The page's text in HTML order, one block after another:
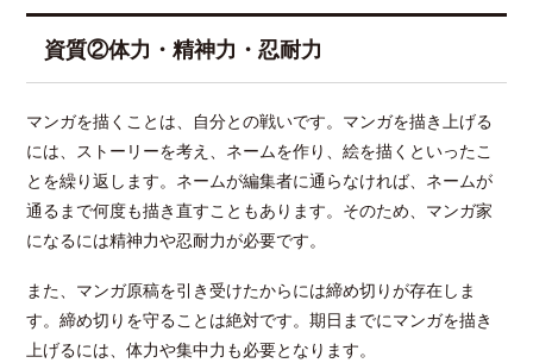
資質②体力・精神力・忍耐力
マンガを描くことは、自分との戦いです。マンガを描き上げる
には、ストーリーを考え、ネームを作り、絵を描くといったこ
とを繰り返します。ネームが編集者に通らなければ、ネームが
通るまで何度も描き直すこともあります。そのため、マンガ家
になるには精神力や忍耐力が必要です。
また、マンガ原稿を引き受けたからには締め切りが存在しま
す。締め切りを守ることは絶対です。期日までにマンガを描き
上げるには、体力や集中力も必要となります。